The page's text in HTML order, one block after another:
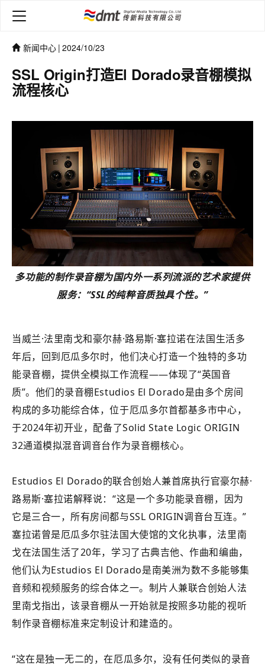
新闻中心 | 2024/10/23
SSL Origin打造El Dorado录音棚模拟
流程核心
多功能的制作录音棚为国内外一系列流派的艺术家提供
服务： “SSL的纯粹音质独具个性。 ”
当威兰·法里南戈和豪尔赫·路易斯·塞拉诺在法国生活多
年后，回到厄瓜多尔时，他们决心打造一个独特的多功
能录音棚，提供全模拟工作流程——体现了“英国音
质”。他们的录音棚Estudios El Dorado是由多个房间
构成的多功能综合体，位于厄瓜多尔首都基多市中心，
于2024年初开业，配备了Solid State Logic ORIGIN
32通道模拟混音调音台作为录音棚核心。
Estudios El Dorado的联合创始人兼首席执行官豪尔赫·
路易斯·塞拉诺解释说：“这是一个多功能录音棚，因为
它是三合一，所有房间都与SSL ORIGIN调音台互连。”
塞拉诺曾是厄瓜多尔驻法国大使馆的文化执事，法里南
戈在法国生活了20年，学习了古典吉他、作曲和编曲，
他们认为Estudios El Dorado是南美洲为数不多能够集
音频和视频服务的综合体之一。制片人兼联合创始人法
里南戈指出，该录音棚从一开始就是按照多功能的视听
制作录音棚标准来定制设计和建造的。
“这在是独一无二的，在厄瓜多尔，没有任何类似的录音